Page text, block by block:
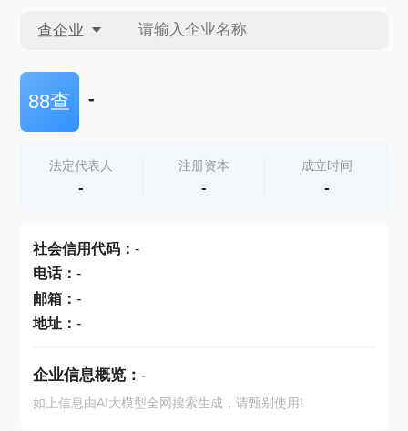
查企业
查企业
查产地
88查 -
法定代表人
-
注册资本
-
成立时间
-
社会信用代码： -
电话： -
邮箱： -
地址： -
企业信息概览： -
如上信息由AI大模型全网搜索生成，请甄别使用!